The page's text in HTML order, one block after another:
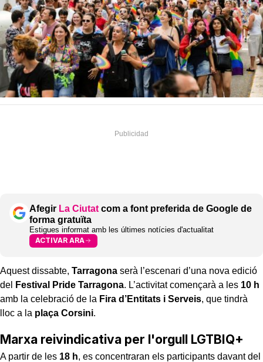
Afegir La Ciutat com a font preferida de Google de
forma gratuïta
Estigues informat amb les últimes notícies d'actualitat
ACTIVAR ARA
Aquest dissabte, Tarragona serà l’escenari d’una nova edició
del
Festival Pride Tarragona. L’activitat començarà a les 10 h
amb la celebració de la Fira d’Entitats i Serveis, que tindrà
lloc a la plaça Corsini.
Marxa reivindicativa per l'orgull LGTBIQ+
A partir de les 18 h, es concentraran els participants davant del